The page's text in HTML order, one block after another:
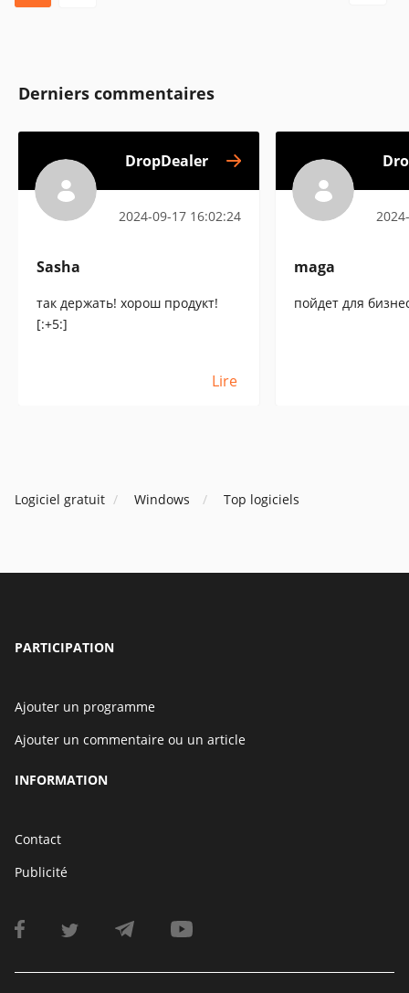
Derniers commentaires
DropDealer
2024-09-17 16:02:24
Sasha
так держать! хорош продукт!
[:+5:]
Lire
maga
пойдет для
Logiciel gratuit Windows Top logiciels
PARTICIPATION
Ajouter un programme
Ajouter un commentaire ou un article
INFORMATION
Contact
Publicité